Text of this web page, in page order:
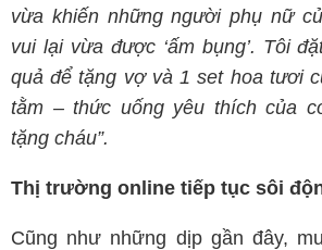
vừa khiến những người phụ nữ
vui lại vừa được ‘ấm bụng’. Tôi
quả để tặng vợ và 1 set hoa tươi
tằm – thức uống yêu thích của
tặng cháu”.
Thị trường online tiếp tục sôi
Cũng như những dịp gần đây,